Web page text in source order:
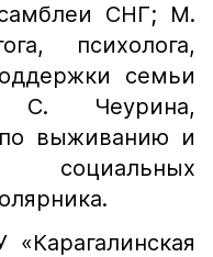
СНГ; М.
психолога,
семьи
С. Чеурина,
по выживанию и
социальных